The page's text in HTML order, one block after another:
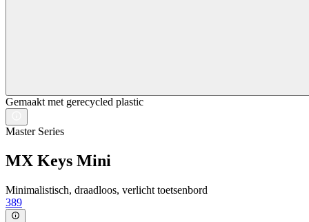
Gemaakt met gerecycled plastic
Master Series
MX Keys Mini
Minimalistisch, draadloos, verlicht toetsenbord
389